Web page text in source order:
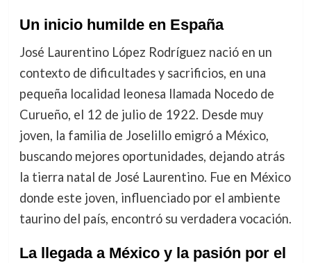
Un inicio humilde en España
José Laurentino López Rodríguez nació en un
contexto de dificultades y sacrificios, en una
pequeña localidad leonesa llamada Nocedo de
Curueño, el 12 de julio de 1922. Desde muy
joven, la familia de Joselillo emigró a México,
buscando mejores oportunidades, dejando atrás
la tierra natal de José Laurentino. Fue en México
donde este joven, influenciado por el ambiente
taurino del país, encontró su verdadera vocación.
La llegada a México y la pasión por el